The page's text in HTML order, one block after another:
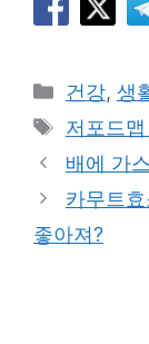
카
테
리
건강, 생
태
그
저포드
배에 가
카무트
좋아져?